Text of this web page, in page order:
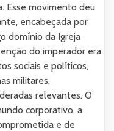
Esse movimento deu
encabeçada por
domínio da Igreja
do imperador era
sociais e políticos,
militares,
relevantes. O
corporativo, a
e de